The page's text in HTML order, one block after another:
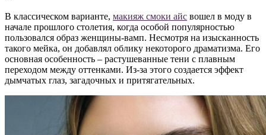
В классическом варианте, макияж смоки айс вошел в моду в
начале прошлого столетия, когда особой популярностью
пользовался образ женщины-вамп. Несмотря на изысканность
такого мейка, он добавлял облику некоторого драматизма. Его
основная особенность – растушеванные тени с плавным
переходом между оттенками. Из-за этого создается эффект
дымчатых глаз, загадочных и притягательных.